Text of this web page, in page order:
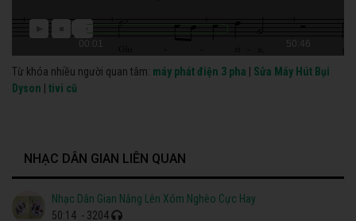
00:01 50:46
Từ khóa nhiều người quan tâm: máy phát điện 3 pha
Sửa Máy Hút Bụi
Dyson
tivi cũ
NHẠC DÂN GIAN LIÊN QUAN
Nhạc Dân Gian Nắng Lên Xóm Nghèo Cực Hay
50:14 - 3204